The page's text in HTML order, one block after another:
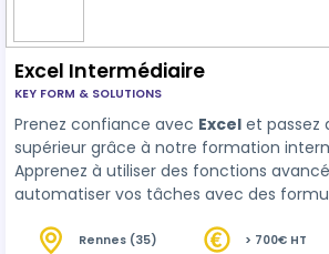
Excel Intermédiaire
KEY FORM & SOLUTIONS
Prenez confiance avec Excel et passez
supérieur grâce à notre formation
Apprenez à utiliser des fonctions
automatiser vos tâches avec des
et impactants. Cette formation est
Rennes (35) > 700€ HT